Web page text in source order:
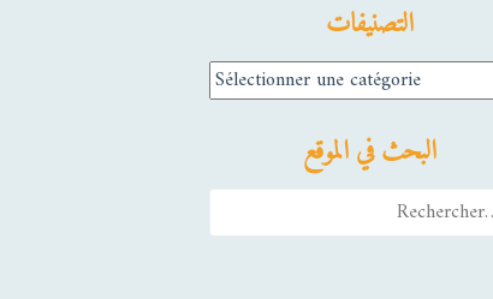
التصنيفات
التصنيفات
البحث في الموقع